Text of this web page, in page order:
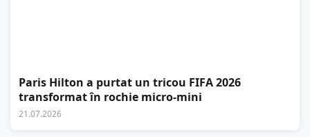
Paris Hilton a purtat un tricou FIFA 2026
transformat în rochie micro-mini
21.07.2026